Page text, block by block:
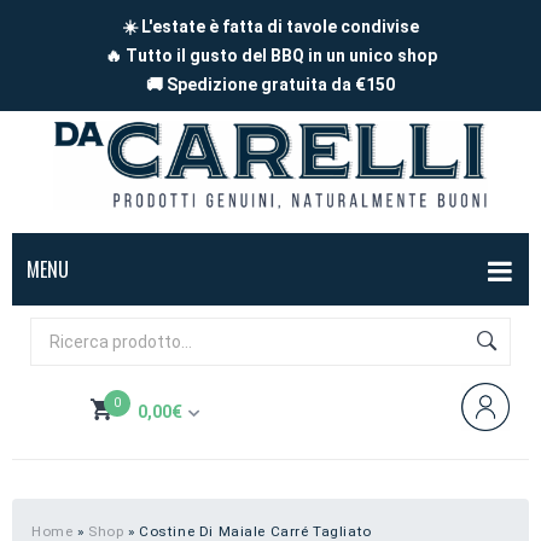
☀️ L'estate è fatta di tavole condivise
🔥 Tutto il gusto del BBQ in un unico shop
🚚 Spedizione gratuita da €150
MENU
BOX
FORMAGGI
Pecora
A pezzi
Carne di maiale
BBQ
0 0,00€
Subtotale:
Home » Shop » Costine Di Maiale Carré Tagliato